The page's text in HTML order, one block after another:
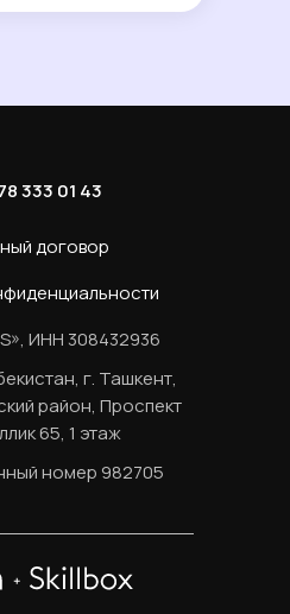
333 01 43
договор
ИНН 308432936
г. Ташкент,
район, Проспект
65, 1 этаж
номер 982705